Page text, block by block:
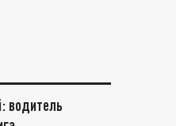
водитель